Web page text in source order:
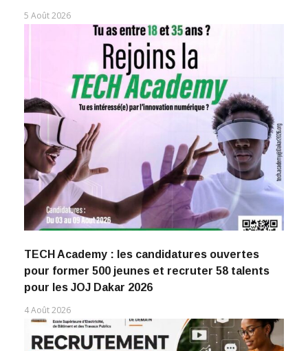
5 Août 2026
TECH Academy : les candidatures ouvertes
pour former 500 jeunes et recruter 58 talents
pour les JOJ Dakar 2026
4 Août 2026